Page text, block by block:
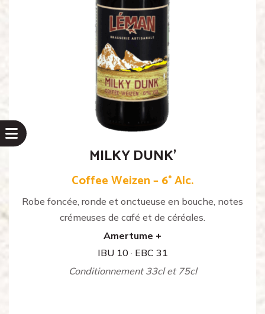
MILKY DUNK’
Coffee Weizen – 6° Alc.
Robe foncée, ronde et onctueuse en bouche, notes
crémeuses de café et de céréales.
Amertume +
IBU 10· EBC 31
Conditionnement 33cl et 75cl